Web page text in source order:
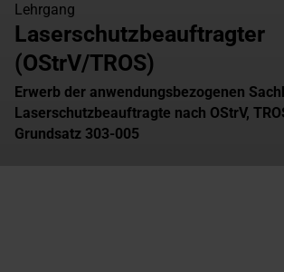
Lehrgang
Laserschutzbeauftragter
(OStrV/TROS)
Erwerb der anwendungsbezogenen
Laserschutzbeauftragte nach OStrV,
Grundsatz 303-005